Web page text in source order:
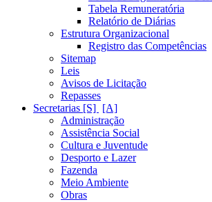
Tabela Remuneratória
Relatório de Diárias
Estrutura Organizacional
Registro das Competências
Sitemap
Leis
Avisos de Licitação
Repasses
Secretarias [S]
Administração
Assistência Social
Cultura e Juventude
Desporto e Lazer
Fazenda
Meio Ambiente
Obras